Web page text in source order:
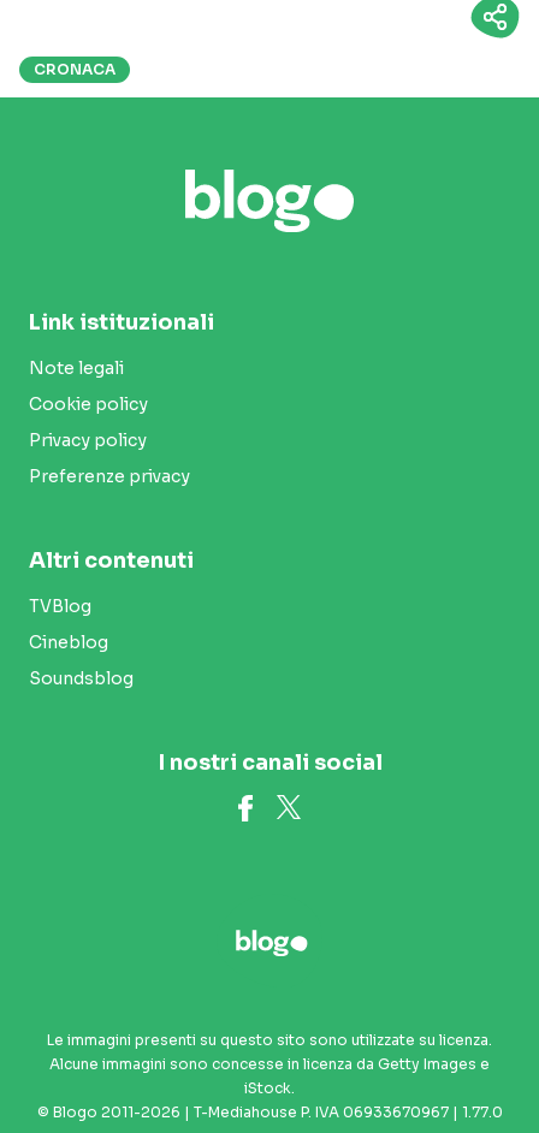
CRONACA
Link istituzionali
Note legali
Cookie policy
Privacy policy
Preferenze privacy
Altri contenuti
TVBlog
Cineblog
Soundsblog
I nostri canali social
Le immagini presenti su questo sito sono utilizzate su licenza.
Alcune immagini sono concesse in licenza da Getty Images e
iStock.
© Blogo 2011-2026 | T-Mediahouse P. IVA 06933670967 | 1.77.0